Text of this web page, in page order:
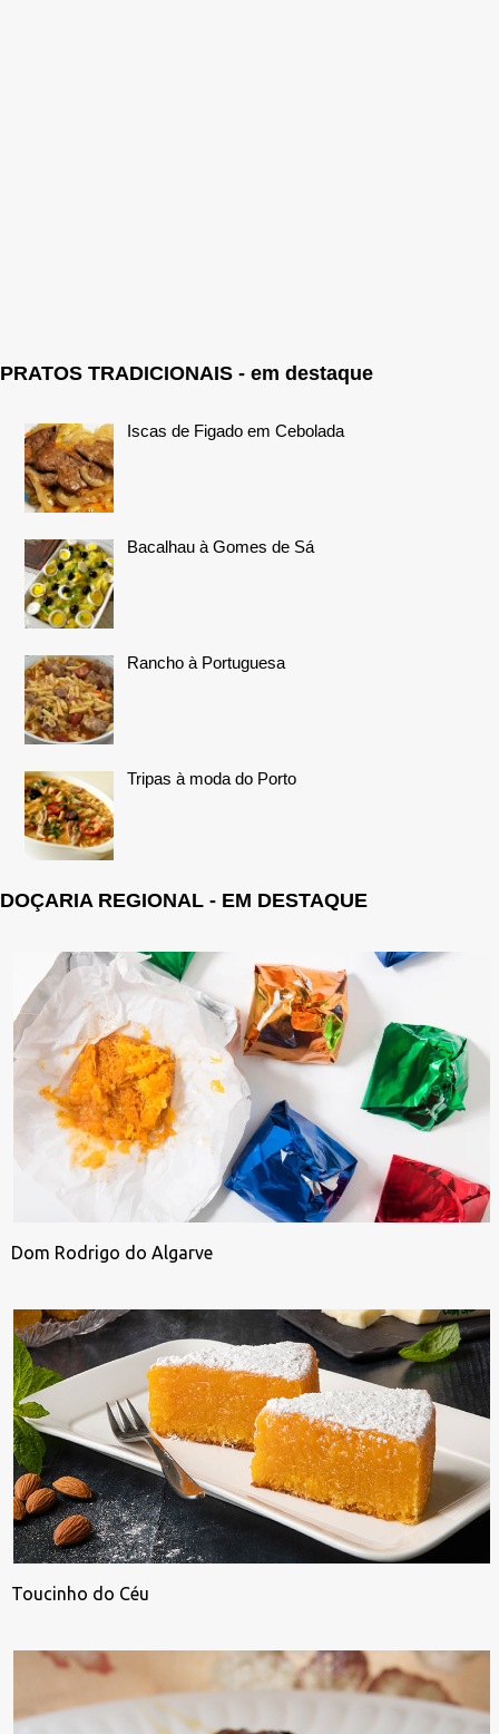
PRATOS TRADICIONAIS - em destaque
Iscas de Figado em Cebolada
Bacalhau à Gomes de Sá
Rancho à Portuguesa
Tripas à moda do Porto
DOÇARIA REGIONAL - EM DESTAQUE
Dom Rodrigo do Algarve
Toucinho do Céu